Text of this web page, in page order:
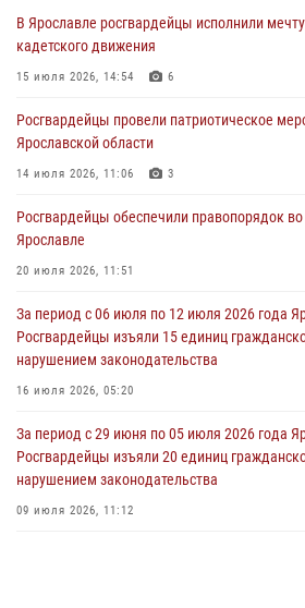
Ярославские росгвардейцы за прошедшую
более 300 выездов по сигналам «тревога»
03 августа 2026, 07:09
Росгвардейцы оказали помощь
празднования Дня ВДВ в Ярославле
03 августа 2026, 06:20
За период с 20 июля по 26 июля 2026 года
Росгвардейцы изъяли 41 единицу
нарушением законодательства
В региональном управлении Росгвардии
приуроченный к празднику Крещения Руси
28 июля 2026, 14:56
В Ярославле росгвардейцы исполнили
кадетского движения
15 июля 2026, 14:54 6
Росгвардейцы провели патриотическое
Ярославской области
14 июля 2026, 11:06 3
Росгвардейцы обеспечили правопорядок
Ярославле
20 июля 2026, 11:51
За период с 06 июля по 12 июля 2026 года
Росгвардейцы изъяли 15 единиц
нарушением законодательства
16 июля 2026, 05:20
За период с 29 июня по 05 июля 2026 года
Росгвардейцы изъяли 20 единиц
нарушением законодательства
09 июля 2026, 11:12